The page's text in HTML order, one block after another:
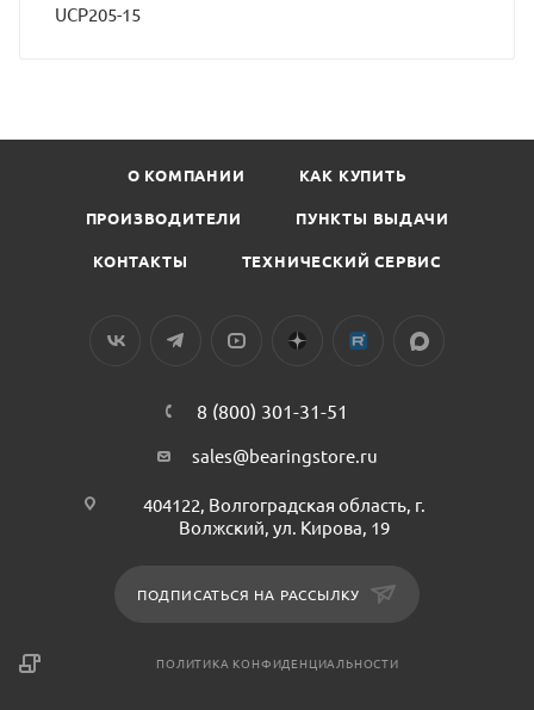
UCP205-15
О КОМПАНИИ КАК КУПИТЬ
ПРОИЗВОДИТЕЛИ ПУНКТЫ ВЫДАЧИ
КОНТАКТЫ ТЕХНИЧЕСКИЙ СЕРВИС
8 (800) 301-31-51
sales@bearingstore.ru
404122, Волгоградская область, г.
Волжский, ул. Кирова, 19
ПОДПИСАТЬСЯ НА РАССЫЛКУ
ПОЛИТИКА КОНФИДЕНЦИАЛЬНОСТИ